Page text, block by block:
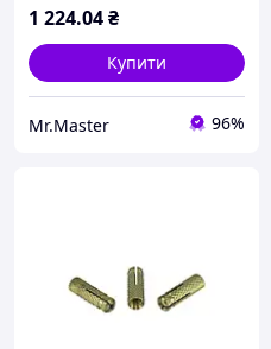
1 224.04₴
Купити
Mr.Master 96%